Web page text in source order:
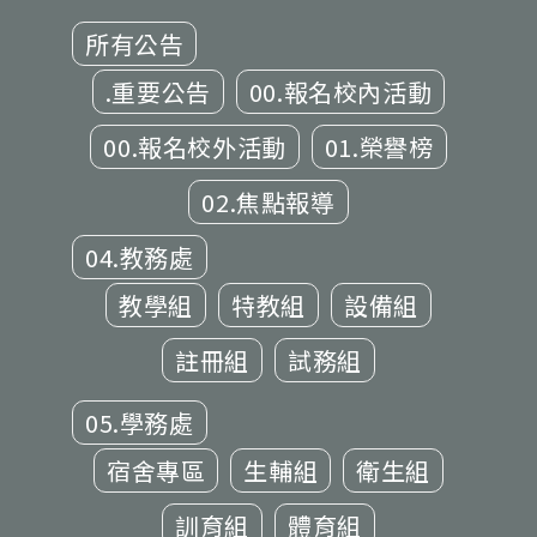
所有公告
.重要公告
00.報名校內活動
00.報名校外活動
01.榮譽榜
02.焦點報導
04.教務處
教學組
特教組
設備組
註冊組
試務組
05.學務處
宿舍專區
生輔組
衛生組
訓育組
體育組